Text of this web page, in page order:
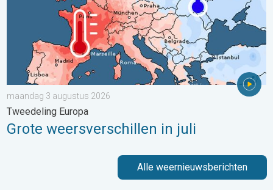
maandag 3 augustus 2026
Tweedeling Europa
Grote weersverschillen in juli
Alle weernieuwsberichten